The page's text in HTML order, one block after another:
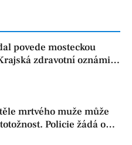
povede mosteckou
zdravotní oznámila
mrtvého muže může
Policie žádá o